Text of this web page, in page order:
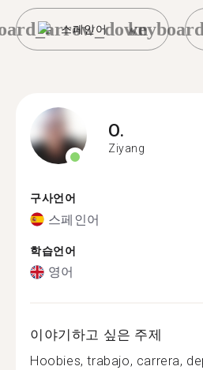
스페인어
O.
Ziyang
구사언어
스페인어
학습언어
영어
이야기하고 싶은 주제
Hoobies, trabajo, carrera,